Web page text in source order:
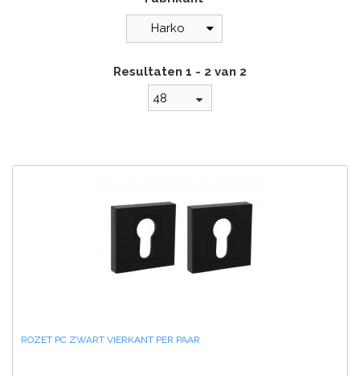
Harko
Resultaten 1 - 2 van 2
48
ROZET PC ZWART VIERKANT PER PAAR